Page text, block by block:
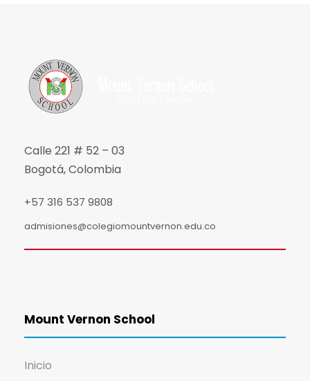
Calle 221 # 52 – 03
Bogotá, Colombia
+57 316 537 9808
admisiones@colegiomountvernon.edu.co
Mount Vernon School
Inicio